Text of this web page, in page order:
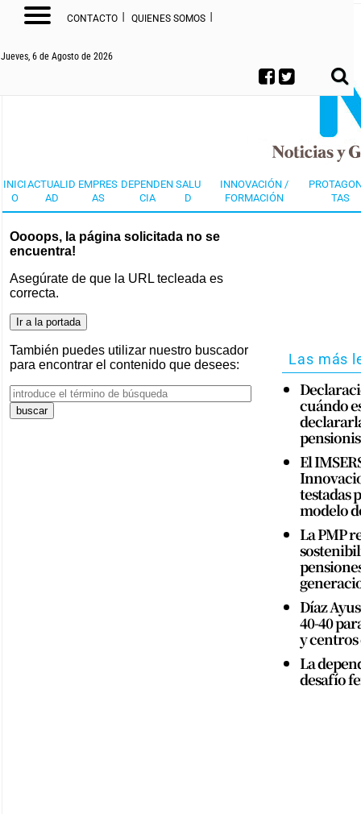
CONTACTO I QUIENES SOMOS I
Jueves, 6 de Agosto de 2026
INICI
O
ACTUALID
AD
EMPRES
AS
DEPENDEN
CIA
SALU
D
INNOVACIÓN /
FORMACIÓN
TAS
Oooops, la página solicitada no se
encuentra!
Asegúrate de que la URL tecleada es
correcta.
También puedes utilizar nuestro buscador
para encontrar el contenido que desees:
Las más
cuándo
El
testadas
modelo
La PMP
Díaz
40-40
y
La
desafío